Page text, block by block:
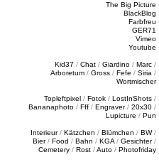
The Big Picture
BlackBlog
Farbfreu
GER71
Vimeo
Youtube
Kid37 / Chat / Giardino / Marc /
Arboretum / Gross / Fefe / Siria /
Wortmischer
Topleftpixel / Fotok / LostInShots /
Bananaphoto / Fff / Engraver/ 20x30 /
Lupicture / Pun
Interieur/ Kätzchen / Blümchen / BW/
Bier/ Food / Bahn / KGA / Gesichter/
Cemetery / Rost /Auto / Photofriday